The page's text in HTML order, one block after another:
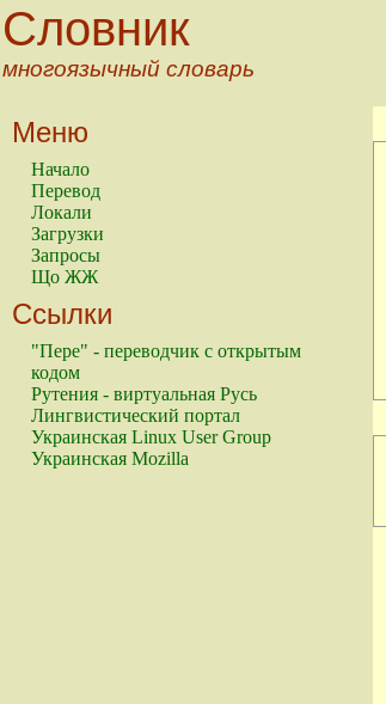
Словник
многоязычный словарь
Меню
Начало
Перевод
Локали
Загрузки
Запросы
Що ЖЖ
Ссылки
"Пере" - переводчик с открытым
кодом
Рутения - виртуальная Русь
Лингвистический портал
Украинская Linux User Group
Украинская Mozilla